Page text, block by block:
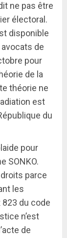
ne pas être
électoral.
disponible
de
pour
de la
théorie ne
est
du
pour
SONKO.
parce
les
du code
n’est
de